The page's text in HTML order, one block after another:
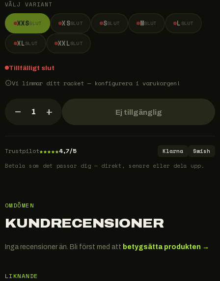
VÄLJ VARIANT
XXSSLUT XSSLUT SSLUT MSLUT L SLUT
XLSLUT XXLSLUT
Tillfälligt slut
Vi limmar ditt racket — konfigurera i varukorgen!
− 1 + Ej tillgänglig
Trustpilot★★★★★4,7/5 Klarna
Swish
Betala som det passar dig — direkt, senare eller dela upp.
OMDÖMEN
KUNDRECENSIONER
Inga recensioner än. Bli först med att betygsätta produkten →
LIKNANDE